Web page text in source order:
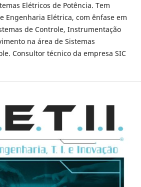
Elétricos de Potência. Tem
Engenharia Elétrica, com ênfase em
de Controle, Instrumentação
na área de Sistemas
Consultor técnico da empresa SIC